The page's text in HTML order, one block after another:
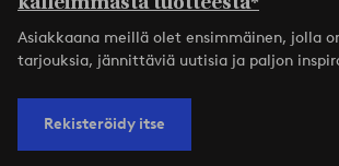
Asiakkaana meillä olet ensimmäinen, jolla
tarjouksia, jännittäviä uutisia ja paljon
Rekisteröidy itse